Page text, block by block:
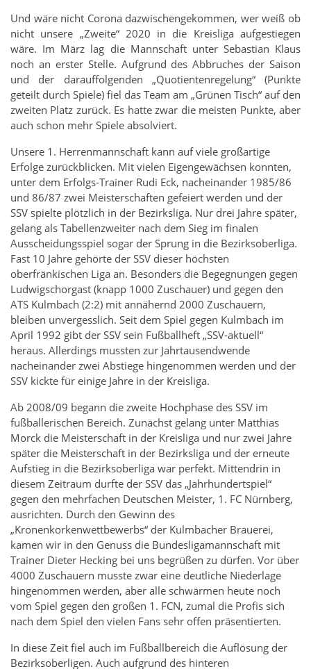
Und wäre nicht Corona dazwischengekommen, wer weiß ob
nicht unsere „Zweite“ 2020 in die Kreisliga aufgestiegen
wäre. Im März lag die Mannschaft unter Sebastian Klaus
noch an erster Stelle. Aufgrund des Abbruches der Saison
und der darauffolgenden „Quotientenregelung“ (Punkte
geteilt durch Spiele) fiel das Team am „Grünen Tisch“ auf den
zweiten Platz zurück. Es hatte zwar die meisten Punkte, aber
auch schon mehr Spiele absolviert.
Unsere 1. Herrenmannschaft kann auf viele großartige
Erfolge zurückblicken. Mit vielen Eigengewächsen konnten,
unter dem Erfolgs-Trainer Rudi Eck, nacheinander 1985/86
und 86/87 zwei Meisterschaften gefeiert werden und der
SSV spielte plötzlich in der Bezirksliga. Nur drei Jahre später,
gelang als Tabellenzweiter nach dem Sieg im finalen
Ausscheidungsspiel sogar der Sprung in die Bezirksoberliga.
Fast 10 Jahre gehörte der SSV dieser höchsten
oberfränkischen Liga an. Besonders die Begegnungen gegen
Ludwigschorgast (knapp 1000 Zuschauer) und gegen den
ATS Kulmbach (2:2) mit annähernd 2000 Zuschauern,
bleiben unvergesslich. Seit dem Spiel gegen Kulmbach im
April 1992 gibt der SSV sein Fußballheft „SSV-aktuell“
heraus. Allerdings mussten zur Jahrtausendwende
nacheinander zwei Abstiege hingenommen werden und der
SSV kickte für einige Jahre in der Kreisliga.
Ab 2008/09 begann die zweite Hochphase des SSV im
fußballerischen Bereich. Zunächst gelang unter Matthias
Morck die Meisterschaft in der Kreisliga und nur zwei Jahre
später die Meisterschaft in der Bezirksliga und der erneute
Aufstieg in die Bezirksoberliga war perfekt. Mittendrin in
diesem Zeitraum durfte der SSV das „Jahrhundertspiel“
gegen den mehrfachen Deutschen Meister, 1. FC Nürnberg,
ausrichten. Durch den Gewinn des
„Kronenkorkenwettbewerbs“ der Kulmbacher Brauerei,
kamen wir in den Genuss die Bundesligamannschaft mit
Trainer Dieter Hecking bei uns begrüßen zu dürfen. Vor über
4000 Zuschauern musste zwar eine deutliche Niederlage
hingenommen werden, aber alle schwärmen heute noch
vom Spiel gegen den großen 1. FCN, zumal die Profis sich
nach dem Spiel den vielen Fans sehr offen präsentierten.
In diese Zeit fiel auch im Fußballbereich die Auflösung der
Bezirksoberligen. Auch aufgrund des hinteren